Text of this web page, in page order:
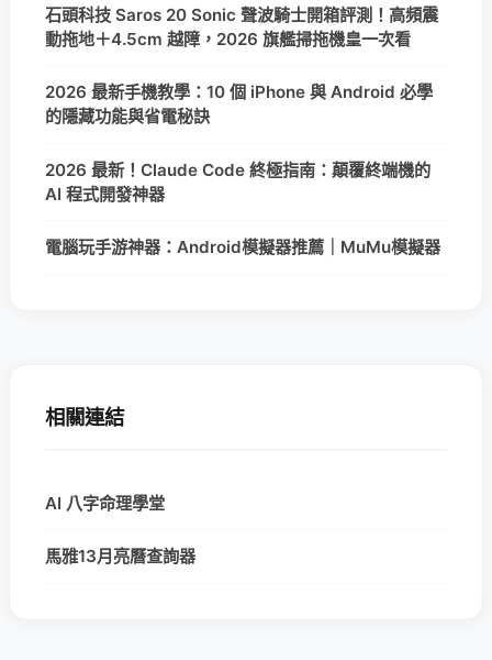
石頭科技 Saros 20 Sonic 聲波騎士開箱評測！高頻震
動拖地＋4.5cm 越障，2026 旗艦掃拖機皇一次看
2026 最新手機教學：10 個 iPhone 與 Android 必學
的隱藏功能與省電秘訣
2026 最新！Claude Code 終極指南：顛覆終端機的
AI 程式開發神器
電腦玩手游神器：Android模擬器推薦｜MuMu模擬器
相關連結
AI 八字命理學堂
馬雅13月亮曆查詢器